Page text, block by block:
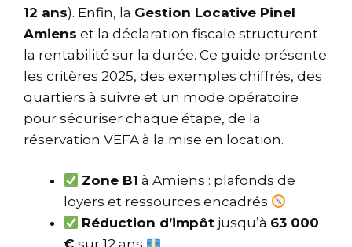
12 ans). Enfin, la Gestion Locative Pinel
Amiens et la déclaration fiscale structurent
la rentabilité sur la durée. Ce guide présente
les critères 2025, des exemples chiffrés, des
quartiers à suivre et un mode opératoire
pour sécuriser chaque étape, de la
réservation VEFA à la mise en location.
Zone B1 à Amiens : plafonds de
loyers et ressources encadrés
Réduction d’impôt jusqu’à 63 000
€ sur 12 ans